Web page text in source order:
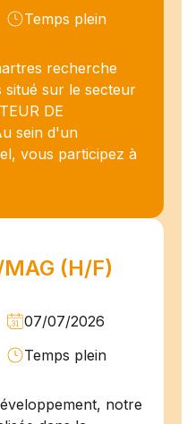
Temps plein
recherche
sur le secteur
DE
sein d'un
vous participez à
(H/F)
07/07/2026
Temps plein
notre